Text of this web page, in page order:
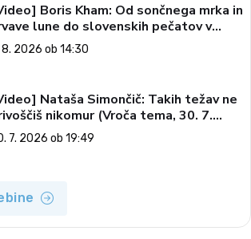
Boris Kham: Od sončnega mrka in
lune do slovenskih pečatov v
(Vroča tema, 2. 8. 2026)
8. 2026 ob 14:30
Nataša Simončič: Takih težav ne
nikomur (Vroča tema, 30. 7.
7. 2026 ob 19:49